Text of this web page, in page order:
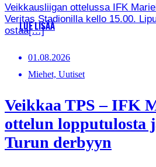
Veikkausliigan ottelussa IFK
Veritas Stadionilla kello 15.00.
ostaa[…]
LUE LISÄÄ
01.08.2026
Miehet, Uutiset
Veikkaa TPS – IFK
ottelun lopputulosta
Turun derbyyn